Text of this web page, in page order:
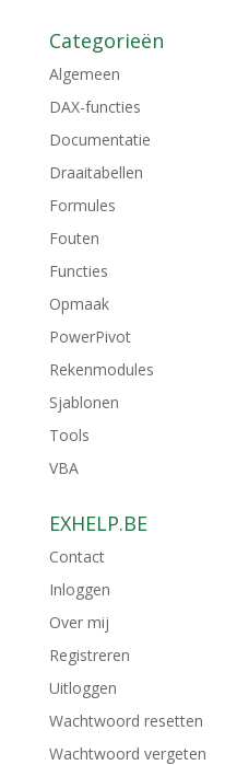
Categorieën
Algemeen
DAX-functies
Documentatie
Draaitabellen
Formules
Fouten
Functies
Opmaak
PowerPivot
Rekenmodules
Sjablonen
Tools
VBA
EXHELP.BE
Contact
Inloggen
Over mij
Registreren
Uitloggen
Wachtwoord resetten
Wachtwoord vergeten